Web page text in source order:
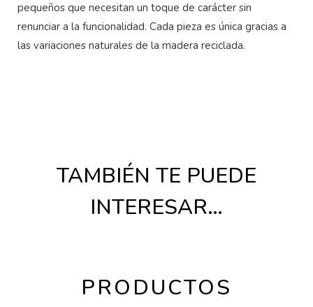
pequeños que necesitan un toque de carácter sin
renunciar a la funcionalidad. Cada pieza es única gracias a
las variaciones naturales de la madera reciclada.
TAMBIÉN TE PUEDE
INTERESAR…
PRODUCTOS